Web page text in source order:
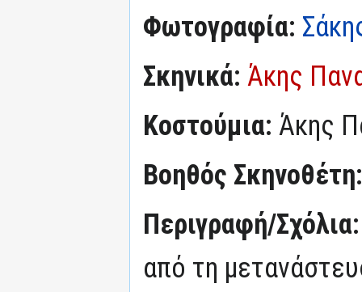
Φωτογραφία:
Σκηνικά: Άκης
Κοστούμια: Άκης
Βοηθός
Περιγραφή/
από τη